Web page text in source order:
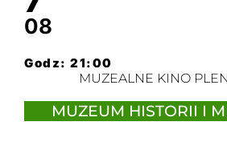
08
Godz: 21:00
MUZEALNE KINO
MUZEUM HISTORII I